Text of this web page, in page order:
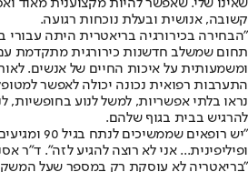
שאינו שלי. שאפשר להיות מקצוענית מאוד
קשובה, אנושית ובעלת נוכחות רגועה.
"הבחירה בכירורגיה בריאטרית היתה עבורי
תחום שמשלב חדשנות כירורגית מתקדמת
ומשמעותית על איכות החיים של אנשים.
התערבות רפואית נכונה יכולה לאפשר
נראו בלתי אפשריות, למשל לנוע בחופשיות,
להרגיש בבית בגוף שלהם.
"יש רופאים
ופיליפינית... אני לא רוצה להגיע לזה". ד"ר
"בריאטריה לא עוסקת רק במספר שעל